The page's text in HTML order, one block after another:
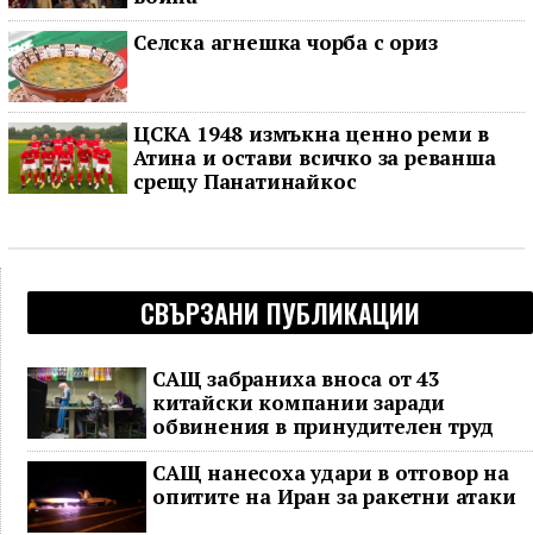
Селска агнешка чорба с ориз
ЦСКА 1948 измъкна ценно реми в
Атина и остави всичко за реванша
срещу Панатинайкос
СВЪРЗАНИ ПУБЛИКАЦИИ
САЩ забраниха вноса от 43
китайски компании заради
обвинения в принудителен труд
САЩ нанесоха удари в отговор на
опитите на Иран за ракетни атаки